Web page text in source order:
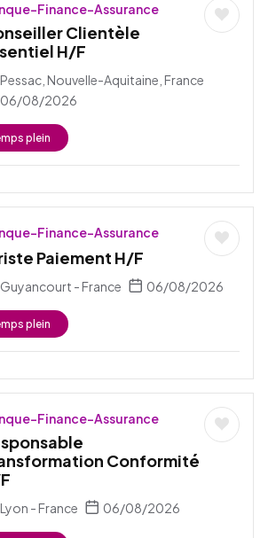
Finance-Assurance
Clientèle
H/F
Pessac, Nouvelle-Aquitaine, France
06/08/2026
plein
Finance-Assurance
Paiement H/F
Guyancourt - France 06/08/2026
plein
Finance-Assurance
Conformité
Lyon - France 06/08/2026